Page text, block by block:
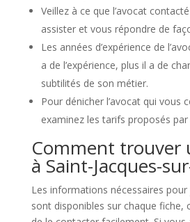
Veillez à ce que l’avocat
assister et vous répondre de
Les années d’expérience de
a de l’expérience, plus il a de
subtilités de son métier.
Pour dénicher l’avocat qui vous
examinez les tarifs proposés par
Comment trouver
à Saint-Jacques-
Les informations nécessaires pour
sont disponibles sur chaque fiche,